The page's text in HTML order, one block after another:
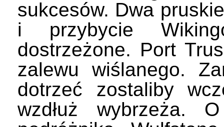
sukcesów. Dwa
i przybycie
dostrzeżone. Port
zalewu wiślanego.
dotrzeć zostaliby
wzdłuż wybrzeża.